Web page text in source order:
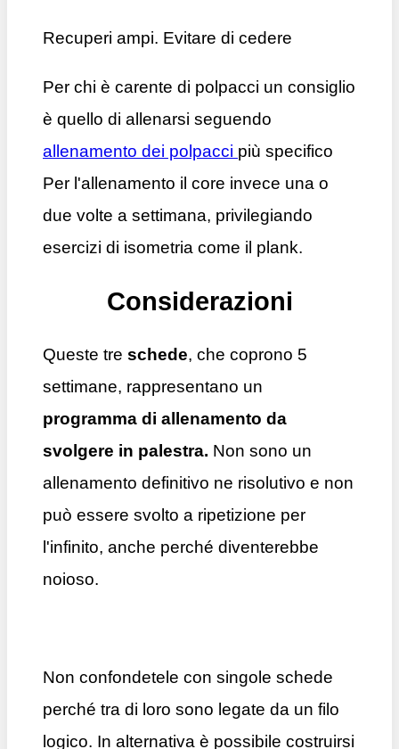
Recuperi ampi. Evitare di cedere
Per chi è carente di polpacci un consiglio
è quello di allenarsi seguendo
allenamento dei polpacci più specifico
Per l'allenamento il core invece una o
due volte a settimana, privilegiando
esercizi di isometria come il plank.
Considerazioni
Queste tre schede, che coprono 5
settimane, rappresentano un
programma di allenamento da
svolgere in palestra. Non sono un
allenamento definitivo ne risolutivo e non
può essere svolto a ripetizione per
l'infinito, anche perché diventerebbe
noioso.
Non confondetele con singole schede
perché tra di loro sono legate da un filo
logico. In alternativa è possibile costruirsi